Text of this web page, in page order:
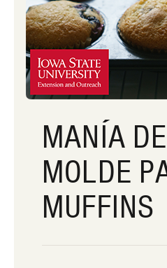
MANÍA
MOLDE
MUFFINS